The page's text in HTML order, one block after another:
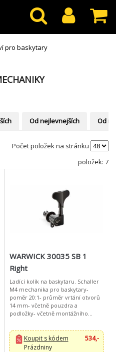
pro baskytary
Od nejlevnejších Od
Počet položek na stránku
položek: 7
WARWICK 30035 SB 1
Right
Ladící kolík na baskytaru. Schaller
M4 mechanika pro baskytary-
poměr 20:1- průměr vrtání otvorů
14 mm- včetně pouzdra a
podložky- včetně montážního
délka 10,8 mm- verze pravé strany
(trebl Koupit s kódem
534,-
Prázdniny